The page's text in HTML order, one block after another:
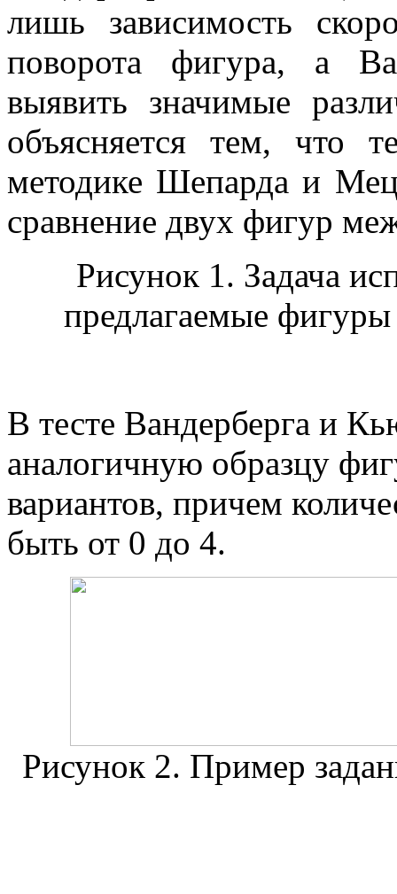
лишь зависимость
поворота фигура, а
выявить значимые
объясняется тем, что
методике Шепарда и
сравнение двух фигур
Рисунок 1. Задача
предлагаемые
В тесте Вандерберга и
аналогичную образцу
вариантов, причем
быть от 0 до 4.
Рисунок 2. Пример